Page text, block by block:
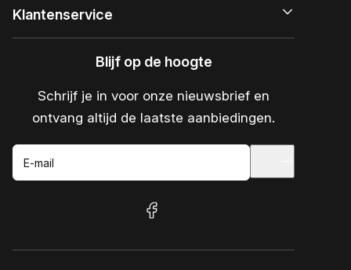
Klantenservice
Blijf op de hoogte
Schrijf je in voor onze nieuwsbrief en
ontvang altijd de laatste aanbiedingen.
E-mail
facebook